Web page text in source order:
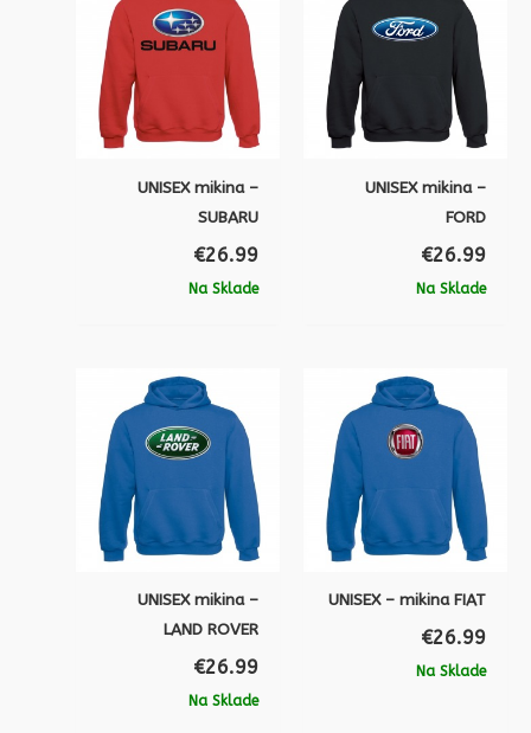
UNISEX mikina –
SUBARU
€26.99
Na Sklade
UNISEX mikina –
FORD
€26.99
Na Sklade
UNISEX mikina –
LAND ROVER
€26.99
Na Sklade
UNISEX – mikina FIAT
€26.99
Na Sklade